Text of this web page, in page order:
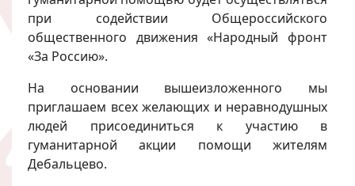
при содействии Общероссийского
общественного движения «Народный фронт
«За Россию».
На основании вышеизложенного мы
приглашаем всех желающих и неравнодушных
людей присоединиться к участию в
гуманитарной акции помощи жителям
Дебальцево.